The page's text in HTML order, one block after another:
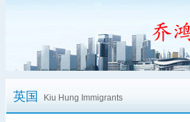
英国 Kiu Hung Immigrants